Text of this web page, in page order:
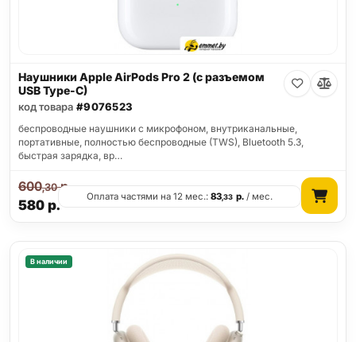
Наушники Apple AirPods Pro 2 (с разъемом
USB Type-C)
код товара #9076523
беспроводные наушники с микрофоном, внутриканальные,
портативные, полностью беспроводные (TWS), Bluetooth 5.3,
быстрая зарядка, вр…
580р.
600,30р.
Оплата частями на 12 мес.:83,33 р./ мес.
В наличии